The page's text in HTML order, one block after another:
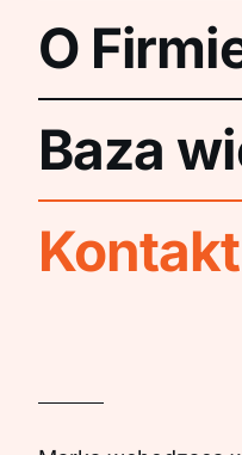
O
Baza
Kontakt